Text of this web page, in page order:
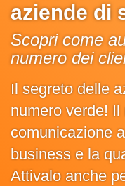
aziende di
Scopri come
numero dei
Il segreto delle
numero verde!
comunicazione
business e la
Attivalo anche